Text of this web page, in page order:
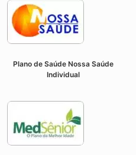
Plano de Saúde Nossa Saúde
Individual